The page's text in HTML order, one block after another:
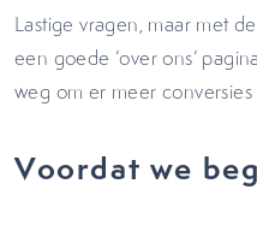
Lastige vragen, maar met
een goede ‘over ons’
weg om er meer
Voordat we